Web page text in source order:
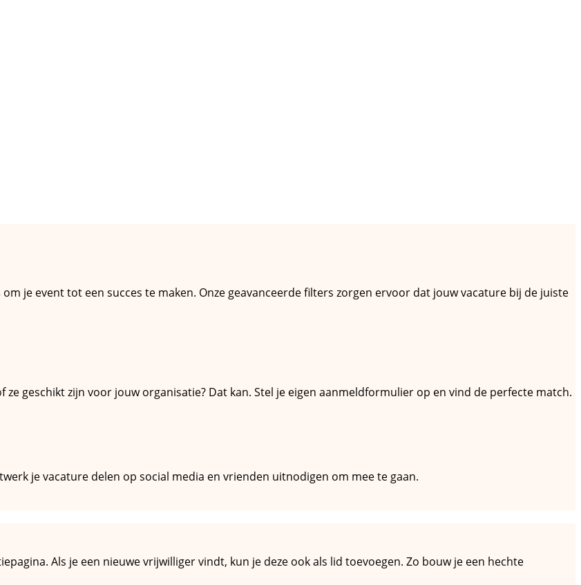
je event tot een succes te maken. Onze geavanceerde filters zorgen ervoor dat jouw vacature bij de juiste
geschikt zijn voor jouw organisatie? Dat kan. Stel je eigen aanmeldformulier op en vind de perfecte match.
je vacature delen op social media en vrienden uitnodigen om mee te gaan.
Als je een nieuwe vrijwilliger vindt, kun je deze ook als lid toevoegen. Zo bouw je een hechte